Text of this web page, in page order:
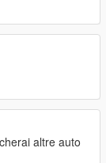
altre auto